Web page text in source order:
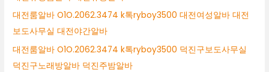
대전룸알바 O1O.2062.3474 k톡ryboy3500 대전여성알바 대전
보도사무실 대전야간알바
대전룸알바 O1O.2062.3474 k톡ryboy3500 덕진구보도사무실
덕진구노래방알바 덕진주밤알바